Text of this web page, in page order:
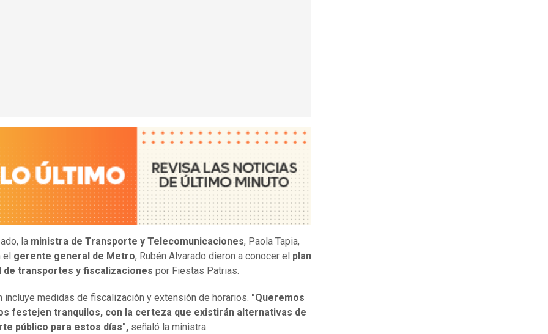
la ministra de Transporte y Telecomunicaciones, Paola Tapia,
gerente general de Metro, Rubén Alvarado dieron a conocer el plan
de transportes y fiscalizaciones por Fiestas Patrias.
incluye medidas de fiscalización y extensión de horarios. "Queremos
festejen tranquilos, con la certeza que existirán alternativas de
público para estos días", señaló la ministra.